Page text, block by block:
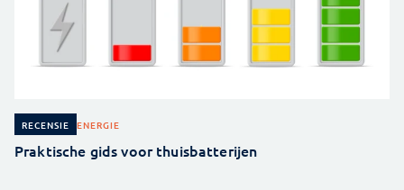
RECENSIE ENERGIE
Praktische gids voor thuisbatterijen